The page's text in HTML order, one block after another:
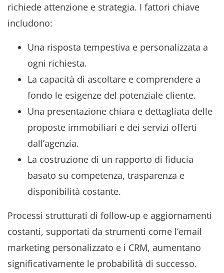
richiede attenzione e strategia. I fattori chiave
includono:
Una risposta tempestiva e personalizzata a
ogni richiesta.
La capacità di ascoltare e comprendere a
fondo le esigenze del potenziale cliente.
Una presentazione chiara e dettagliata delle
proposte immobiliari e dei servizi offerti
dall’agenzia.
La costruzione di un rapporto di fiducia
basato su competenza, trasparenza e
disponibilità costante.
Processi strutturati di follow-up e aggiornamenti
costanti, supportati da strumenti come l’email
marketing personalizzato e i CRM, aumentano
significativamente le probabilità di successo.